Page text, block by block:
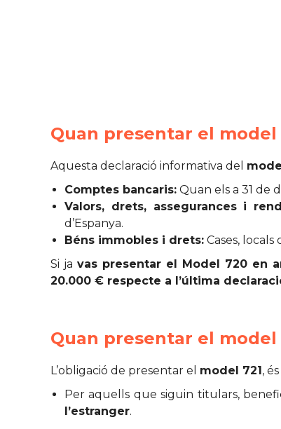
Quan presentar el model
Aquesta declaració informativa del
Comptes bancaris: Quan els a 31 de
Valors, drets, assegurances i
d’Espanya.
Béns immobles i drets: Cases,
Si javas presentar el Model 720 en
20.000 € respecte a l’última
Quan presentar el model
L’obligació de presentar el model 721,
Per aquells que siguin titulars,
l’estranger.